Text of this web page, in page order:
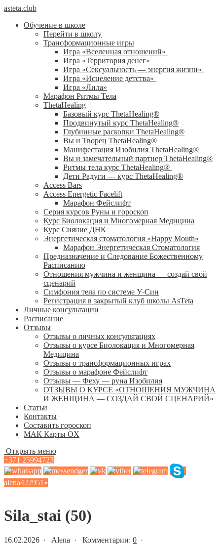
asteta.club
Обучение в школе
Перейти в школу
Трансформационные игры
Игра «Вселенная отношений»
Игра «Территория денег»
Игра «Сексуальность — энергия жизни»
Игра «Исцеление детства»
Игра «Лила»
Марафон Ритмы Тела
ThetaHealing
Базовый курс ThetaHealing®
Продвинутый курс ThetaHealing®
Глубинные раскопки ThetaHealing®
Вы и Творец ThetaHealing®
Манифестация Изобилия ThetaHealing®
Вы и замечательный партнер ThetaHealing®
Ритмы тела курс ThetaHealing®
Дети Радуги — курс ThetaHealing®
Access Bars
Access Energetic Facelift
Марафон Фейслифт
Серия курсов Руны и гороскоп
Курс Биолокация и Многомерная Медицина
Курс Сияние ДНК
Энергетическая стоматология «Happy Mouth»
Марафон Энергетическая Cтоматология
Предназначение и Следование Божественному
Расписанию
Отношения мужчина и женщина — создай свой
сценарий
Симфония тела по системе У-Син
Регистрация в закрытый клуб школы AsTeta
Личные консультации
Расписание
Отзывы
Отзывы о личных консультациях
Отзывы о курсе Биолокация и Многомерная
Медицина
Отзывы о трансформационных играх
Отзывы о марафоне Фейслифт
Отзывы — Феху — руна Изобилия
ОТЗЫВЫ О КУРСЕ «ОТНОШЕНИЯ МУЖЧИНА
И ЖЕНЩИНА — СОЗДАЙ СВОЙ СЦЕНАРИЙ»
Статьи
Контакты
Составить гороскоп
МАК Карты OХ
Открыть меню
+371 25994723
alena422951 ▾
Sila_stai (50)
16.02.2026 · Alena · Комментарии: 0 ·